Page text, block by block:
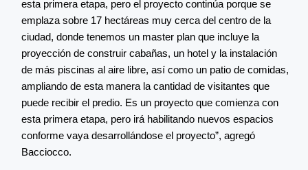
esta primera etapa, pero el proyecto continúa porque se
emplaza sobre 17 hectáreas muy cerca del centro de la
ciudad, donde tenemos un master plan que incluye la
proyección de construir cabañas, un hotel y la instalación
de más piscinas al aire libre, así como un patio de comidas,
ampliando de esta manera la cantidad de visitantes que
puede recibir el predio. Es un proyecto que comienza con
esta primera etapa, pero irá habilitando nuevos espacios
conforme vaya desarrollándose el proyecto”, agregó
Bacciocco.